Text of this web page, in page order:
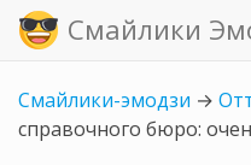
Смайлики
Смайлики-эмодзи →
справочного бюро: